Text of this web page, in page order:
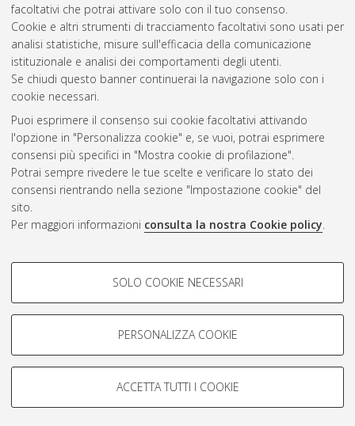
facoltativi che potrai attivare solo con il tuo consenso.
Cookie e altri strumenti di tracciamento facoltativi sono usati per
analisi statistiche, misure sull'efficacia della comunicazione
istituzionale e analisi dei comportamenti degli utenti.
Se chiudi questo banner continuerai la navigazione solo con i
cookie necessari.
Puoi esprimere il consenso sui cookie facoltativi attivando
l'opzione in "Personalizza cookie" e, se vuoi, potrai esprimere
consensi più specifici in "Mostra cookie di profilazione".
Potrai sempre rivedere le tue scelte e verificare lo stato dei
consensi rientrando nella sezione "Impostazione cookie" del
sito.
Per maggiori informazioni consulta la nostra Cookie policy.
COOKIE DI PROFILAZIONE -
Si tratta di cookie utilizzati per analizzare le caratteristiche della
navigazione degli utenti, creare profili in base al loro comportamento
Mostra cookie di profilazione
COOKIE TECNICI - NECESSARI
SOLO COOKIE NECESSARI
PERSONALIZZA COOKIE
ACCETTA TUTTI I COOKIE
Ciclo. DOI 10.6092/unibo/amsdottorato/7865.
Questa lista e' stata generata ilFri Aug 7 20:34:20 2026 CEST
Atom
Rss 1.0
Rss 2.0
ISSN: 2038-7946
Impostazioni Cookie
Informativa sulla privacy
Condizioni d’uso del sito